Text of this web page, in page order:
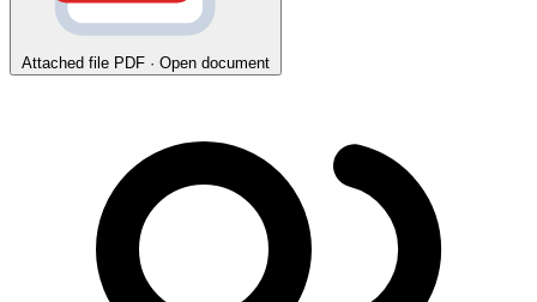
Attached file PDF · Open document